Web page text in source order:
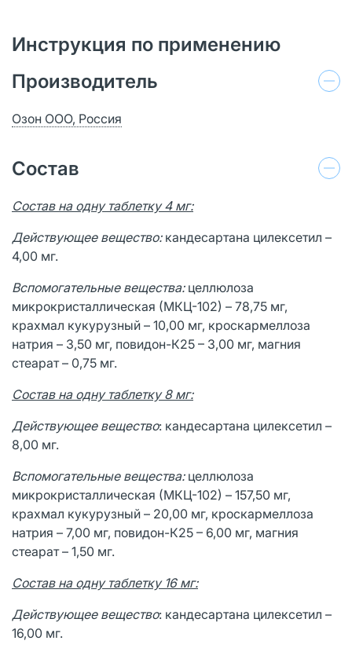
Инструкция по применению
Производитель
Озон ООО, Россия
Состав
Состав на одну таблетку 4 мг:
Действующее вещество: кандесартана цилексетил –
4,00 мг.
Вспомогательные вещества:целлюлоза
микрокристаллическая (МКЦ-102) – 78,75 мг,
крахмал кукурузный – 10,00 мг, кроскармеллоза
натрия – 3,50 мг, повидон-К25 – 3,00 мг, магния
стеарат – 0,75 мг.
Состав на одну таблетку 8 мг:
Действующее вещество: кандесартана цилексетил –
8,00 мг.
Вспомогательные вещества:целлюлоза
микрокристаллическая (МКЦ-102) – 157,50 мг,
крахмал кукурузный – 20,00 мг, кроскармеллоза
натрия – 7,00 мг, повидон-К25 – 6,00 мг, магния
стеарат – 1,50 мг.
Состав на одну таблетку 16 мг:
Действующее вещество: кандесартана цилексетил –
16,00 мг.